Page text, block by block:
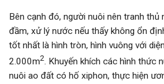
Bên cạnh đó, người nuôi nên tranh thủ
đầm, xử lý nước nếu thấy không ổn
tốt nhất là hình tròn, hình vuông với
2.000m2. Khuyến khích các hình thức
nuôi ao đất có hố xiphon, thực hiện